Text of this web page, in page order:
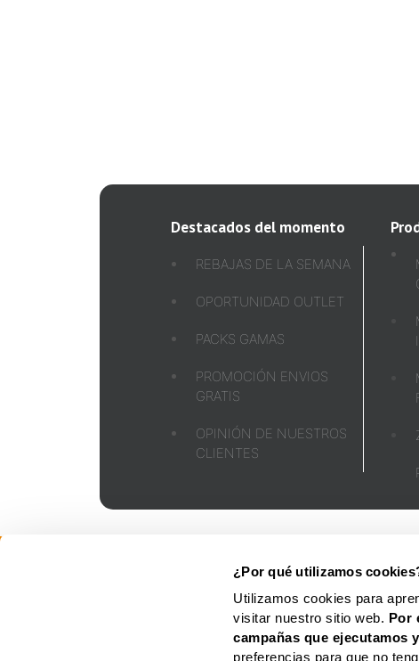
¿Por qué utilizamos
Utilizamos cookies para
visitar nuestro sitio web. Por
campañas que ejecutamos
preferencias para que no
Destacados del momento
REBAJAS DE LA SEMANA
OPORTUNIDAD OUTLET
PACKS GAMAS
PROMOCIÓN ENVIOS
GRATIS
OPINIÓN DE NUESTROS
CLIENTES